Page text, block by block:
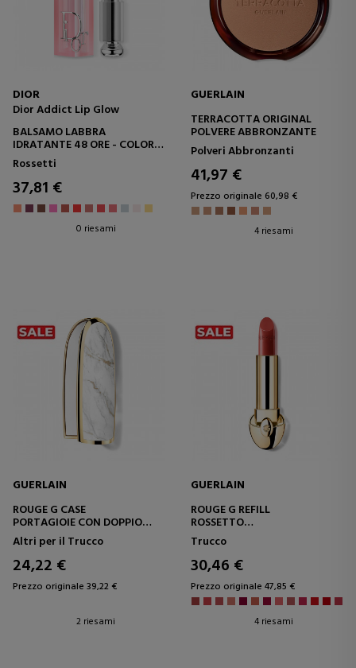
DIOR
Dior Addict Lip Glow
BALSAMO LABBRA
IDRATANTE 48 ORE - COLORE
A PH ATTIVATO
Rossetti
37,81 €
0 riesami
GUERLAIN
TERRACOTTA ORIGINAL
POLVERE ABBRONZANTE
Polveri Abbronzanti
41,97 €
Prezzo originale 60,98 €
4 riesami
GUERLAIN
ROUGE G CASE
PORTAGIOIE CON DOPPIO
SPECCHIO PER ROSSETTO
Altri per il Trucco
24,22 €
Prezzo originale 39,22 €
2 riesami
GUERLAIN
ROUGE G REFILL
ROSSETTO
PERSONALIZZABILE
RICARICABILE
Trucco
30,46 €
Prezzo originale 47,85 €
4 riesami